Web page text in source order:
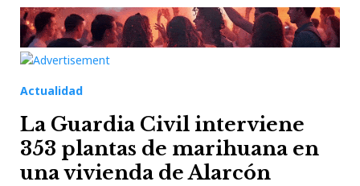
Actualidad
La Guardia Civil interviene
353 plantas de marihuana en
una vivienda de Alarcón